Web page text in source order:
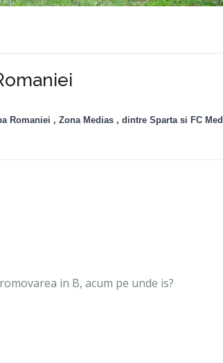
Romaniei , Zona Medias , dintre Sparta si FC
in B, acum pe unde is?